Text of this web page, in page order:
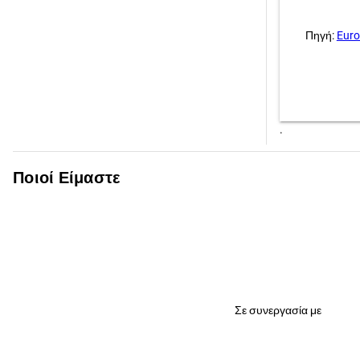
Πηγή:
.
Ποιοί Είμαστε
Σε συνεργασία με